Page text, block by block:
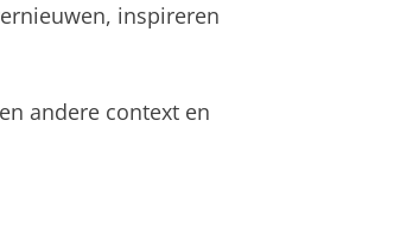
inspireren
andere context en